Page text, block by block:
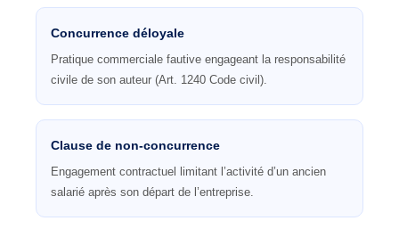
Concurrence déloyale
Pratique commerciale fautive engageant la responsabilité
civile de son auteur (Art. 1240 Code civil).
Clause de non-concurrence
Engagement contractuel limitant l’activité d’un ancien
salarié après son départ de l’entreprise.